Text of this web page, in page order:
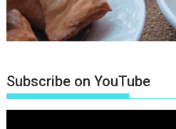
Subscribe on YouTube